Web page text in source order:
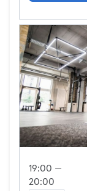
19:00 —
20:00